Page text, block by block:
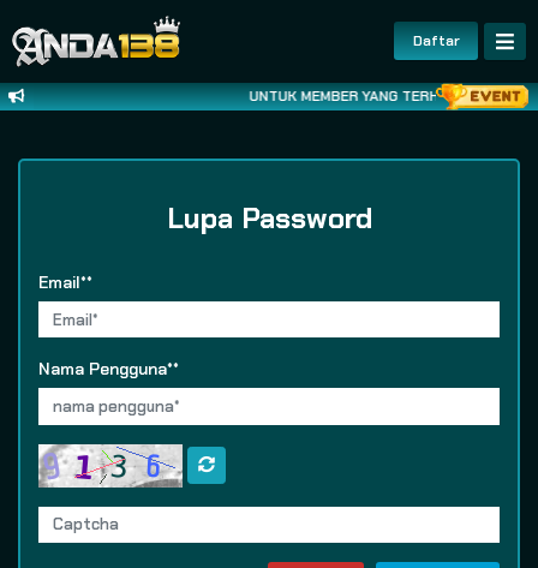
Daftar
UNTUK MEMBER YANG TERHORMAT ^^
Lupa Password
Email**
Nama Pengguna**